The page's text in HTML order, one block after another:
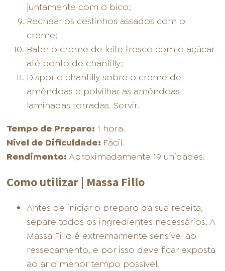
juntamente com o bico;
Rechear os cestinhos assados com o
creme;
Bater o creme de leite fresco com o açúcar
até ponto de chantilly;
Dispor o chantilly sobre o creme de
amêndoas e polvilhar as amêndoas
laminadas torradas. Servir.
Tempo de Preparo: 1 hora.
Nível de Dificuldade: Fácil.
Rendimento: Aproximadamente 19 unidades.
Como utilizar | Massa Fillo
Antes de iniciar o preparo da sua receita,
separe todos os ingredientes necessários. A
Massa Fillo é extremamente sensível ao
ressecamento, e por isso deve ficar exposta
ao ar o menor tempo possível.